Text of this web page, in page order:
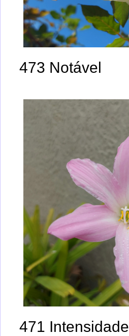
473 Notável
471 Intensidade